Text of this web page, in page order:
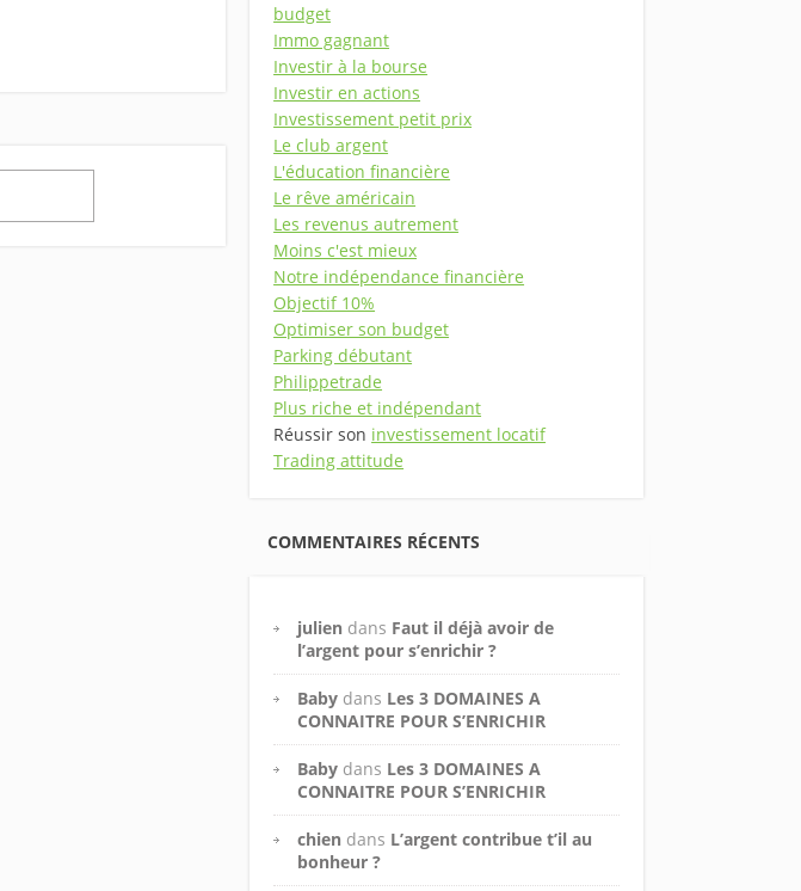
budget
Immo gagnant
Investir à la bourse
Investir en actions
Investissement petit prix
Le club argent
L'éducation financière
Le rêve américain
Les revenus autrement
Moins c'est mieux
Notre indépendance financière
Objectif 10%
Optimiser son budget
Parking débutant
Philippetrade
Plus riche et indépendant
Réussir son investissement locatif
Trading attitude
COMMENTAIRES RÉCENTS
julien dans Faut il déjà avoir de
l’argent pour s’enrichir ?
Baby dans Les 3 DOMAINES A
CONNAITRE POUR S’ENRICHIR
Baby dans Les 3 DOMAINES A
CONNAITRE POUR S’ENRICHIR
chien dans L’argent contribue t’il au
bonheur ?